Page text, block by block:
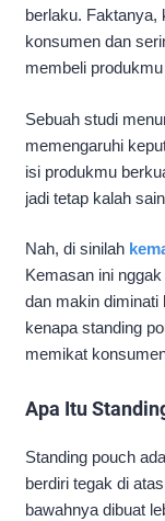
berlaku. Faktanya,
konsumen dan
membeli
Sebuah studi
memengaruhi
isi produkmu
jadi tetap kalah
Nah, di sinilah
Kemasan ini
dan makin diminati
kenapa standing
memikat
Apa Itu
Standing pouch
berdiri tegak di
bawahnya dibuat